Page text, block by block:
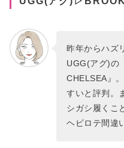
昨年からハズ
UGG(アグ)の
CHELSEA』
すいと評判。
シガシ履くこ
ヘビロテ間違